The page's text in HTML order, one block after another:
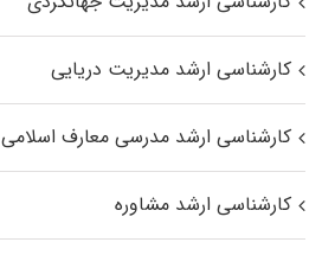
کارشناسی ارشد مدیریت دریایی
کارشناسی ارشد مدرسی معارف اسلامی
کارشناسی ارشد مشاوره